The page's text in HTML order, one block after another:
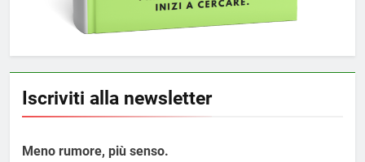
Iscriviti alla newsletter
Meno rumore, più senso.